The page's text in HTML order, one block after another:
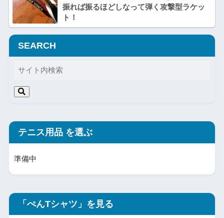
振れば振るほどしなって弾く攻撃型ラケッ
ト！
SEARCH
テニス用品 を選ぶ
準備中
「ぺんTシャツ」を見る